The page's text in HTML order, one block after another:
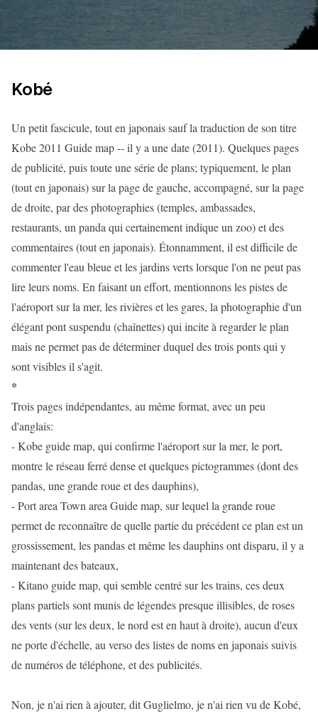
Kobé
Un petit fascicule, tout en japonais sauf la traduction de son titre
Kobe 2011 Guide map -- il y a une date (2011). Quelques pages
de publicité, puis toute une série de plans; typiquement, le plan
(tout en japonais) sur la page de gauche, accompagné, sur la page
de droite, par des photographies (temples, ambassades,
restaurants, un panda qui certainement indique un zoo) et des
commentaires (tout en japonais). Étonnamment, il est difficile de
commenter l'eau bleue et les jardins verts lorsque l'on ne peut pas
lire leurs noms. En faisant un effort, mentionnons les pistes de
l'aéroport sur la mer, les rivières et les gares, la photographie d'un
élégant pont suspendu (chaînettes) qui incite à regarder le plan
mais ne permet pas de déterminer duquel des trois ponts qui y
sont visibles il s'agit.
*
Trois pages indépendantes, au même format, avec un peu
d'anglais:
- Kobe guide map, qui confirme l'aéroport sur la mer, le port,
montre le réseau ferré dense et quelques pictogrammes (dont des
pandas, une grande roue et des dauphins),
- Port area Town area Guide map, sur lequel la grande roue
permet de reconnaître de quelle partie du précédent ce plan est un
grossissement, les pandas et même les dauphins ont disparu, il y a
maintenant des bateaux,
- Kitano guide map, qui semble centré sur les trains, ces deux
plans partiels sont munis de légendes presque illisibles, de roses
des vents (sur les deux, le nord est en haut à droite), aucun d'eux
ne porte d'échelle, au verso des listes de noms en japonais suivis
de numéros de téléphone, et des publicités.
Non, je n'ai rien à ajouter, dit Guglielmo, je n'ai rien vu de Kobé,